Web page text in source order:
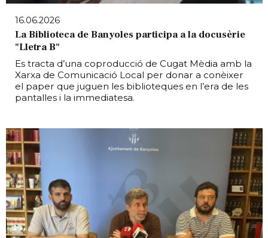
16.06.2026
La Biblioteca de Banyoles participa a la docusèrie
"Lletra B"
Es tracta d’una coproducció de Cugat Mèdia amb la
Xarxa de Comunicació Local per donar a conèixer
el paper que juguen les biblioteques en l’era de les
pantalles i la immediatesa.